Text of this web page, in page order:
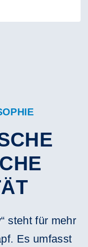
steht für mehr
Es umfasst